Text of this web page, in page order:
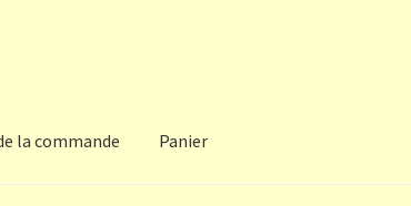
la commande Panier